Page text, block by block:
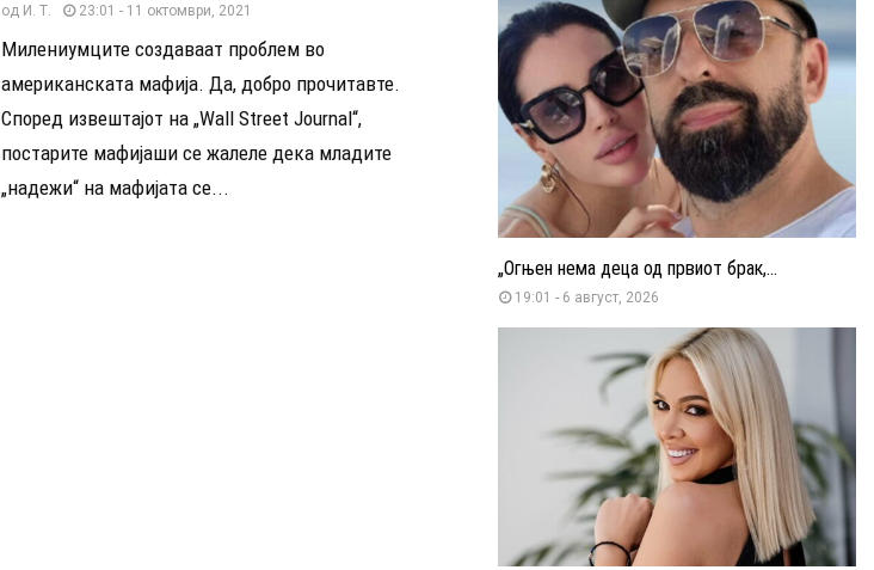
од И. Т. 23:01 - 11 октомври, 2021
Милениумците создаваат проблем во
американската мафија. Да, добро прочитавте.
Според извештајот на „Wall Street Journal“,
постарите мафијаши се жалеле дека младите
„надежи“ на мафијата се...
„Огњен нема деца од првиот брак,...
19:01 - 6 август, 2026